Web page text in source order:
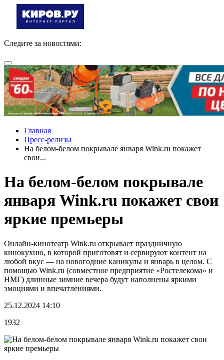
Следите за новостями:
Главная
Пресс-релизы
На белом-белом покрывале января Wink.ru покажет
свои...
На белом-белом покрывале
января Wink.ru покажет свои
яркие премьеры
Онлайн-кинотеатр Wink.ru открывает праздничную
кинокухню, в которой приготовят и сервируют контент на
любой вкус — на новогодние каникулы и январь в целом. С
помощью Wink.ru (совместное предприятие «Ростелекома» и
НМГ) длинные зимние вечера будут наполнены яркими
эмоциями и впечатлениями.
25.12.2024 14:10
1932